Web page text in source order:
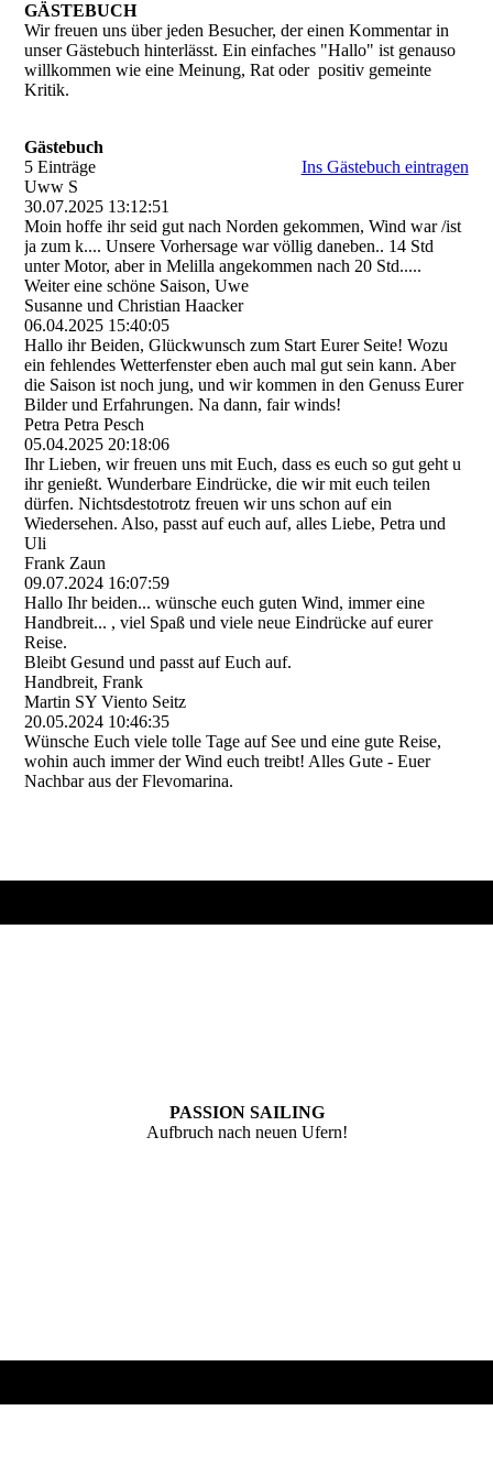
GÄSTEBUCH
Wir freuen uns über jeden Besucher, der einen Kommentar in
unser Gästebuch hinterlässt. Ein einfaches "Hallo" ist genauso
willkommen wie eine Meinung, Rat oder positiv gemeinte
Kritik.
Gästebuch
5 Einträge
Ins Gästebuch eintragen
Uww S
30.07.2025 13:12:51
Moin hoffe ihr seid gut nach Norden gekommen, Wind war /ist
ja zum k.... Unsere Vorhersage war völlig daneben.. 14 Std
unter Motor, aber in Melilla angekommen nach 20 Std.....
Weiter eine schöne Saison, Uwe
Susanne und Christian Haacker
06.04.2025 15:40:05
Hallo ihr Beiden, Glückwunsch zum Start Eurer Seite! Wozu
ein fehlendes Wetterfenster eben auch mal gut sein kann. Aber
die Saison ist noch jung, und wir kommen in den Genuss Eurer
Bilder und Erfahrungen. Na dann, fair winds!
Petra Petra Pesch
05.04.2025 20:18:06
Ihr Lieben, wir freuen uns mit Euch, dass es euch so gut geht u
ihr genießt. Wunderbare Eindrücke, die wir mit euch teilen
dürfen. Nichtsdestotrotz freuen wir uns schon auf ein
Wiedersehen. Also, passt auf euch auf, alles Liebe, Petra und
Uli
Frank Zaun
09.07.2024 16:07:59
Hallo Ihr beiden... wünsche euch guten Wind, immer eine
Handbreit... , viel Spaß und viele neue Eindrücke auf eurer
Reise.
Bleibt Gesund und passt auf Euch auf.
Handbreit, Frank
Martin SY Viento Seitz
20.05.2024 10:46:35
Wünsche Euch viele tolle Tage auf See und eine gute Reise,
wohin auch immer der Wind euch treibt! Alles Gute - Euer
Nachbar aus der Flevomarina.
PASSION SAILING
Aufbruch nach neuen Ufern!